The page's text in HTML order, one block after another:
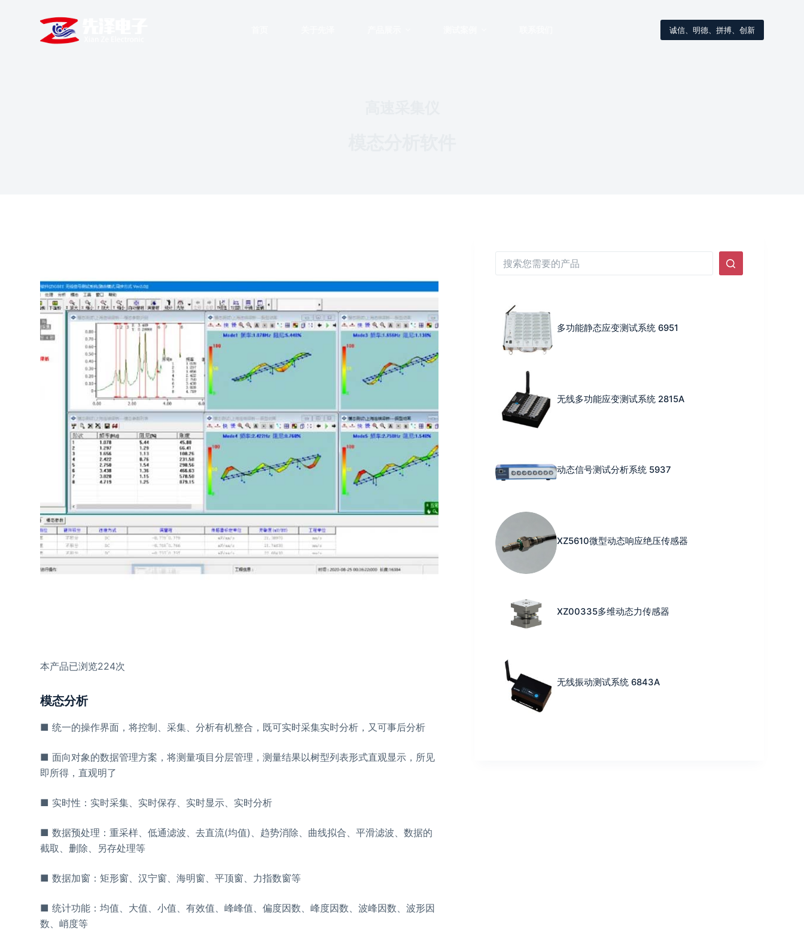
诚信、明德、拼搏、创新
本产品已浏览224次
模态分析
■ 统一的操作界面，将控制、采集、分析有机整合，既可实时采集实时分析，又可事后分析
■ 面向对象的数据管理方案，将测量项目分层管理，测量结果以树型列表形式直观显示，所见
即所得，直观明了
■ 实时性：实时采集、实时保存、实时显示、实时分析
■ 数据预处理：重采样、低通滤波、去直流(均值)、趋势消除、曲线拟合、平滑滤波、数据的
截取、删除、另存处理等
■ 数据加窗：矩形窗、汉宁窗、海明窗、平顶窗、力指数窗等
■ 统计功能：均值、大值、小值、有效值、峰峰值、偏度因数、峰度因数、波峰因数、波形因
数、峭度等
无结果
多功能静态应变测试系统 6951
无线多功能应变测试系统 2815A
动态信号测试分析系统 5937
XZ5610微型动态响应绝压传感器
XZ00335多维动态力传感器
无线振动测试系统 6843A